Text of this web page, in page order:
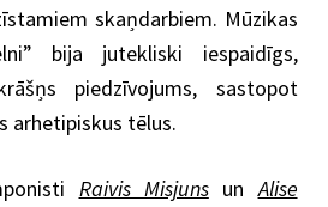
skaņdarbiem. Mūzikas
bija jutekliski iespaidīgs,
piedzīvojums, sastopot
arhetipiskus tēlus.
Raivis MisjunsunAlise